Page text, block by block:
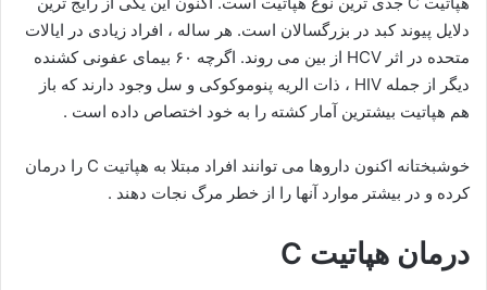
دلایل پیوند کبد در بزرگسالان است. هر ساله ، افراد زیادی در ایالات
متحده در اثر HCV از بین می روند. اگرچه ۶۰ بیمای عفونی کشنده
دیگر از جمله HIV ، ذات الریه پنوموکوکی و سل وجود دارند که باز
هم هپاتیت بیشترین آمار کشته را به خود اختصاص داده است .
خوشبختانه اکنون داروها می توانند افراد مبتلا به هپاتیت C را درمان
کرده و در بیشتر موارد آنها را از خطر مرگ نجات دهند .
درمان هپاتیت C